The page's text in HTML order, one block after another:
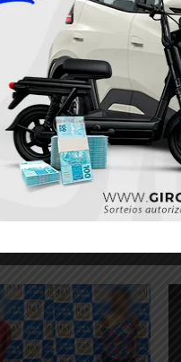
de
Polícia Militar
drogas durante